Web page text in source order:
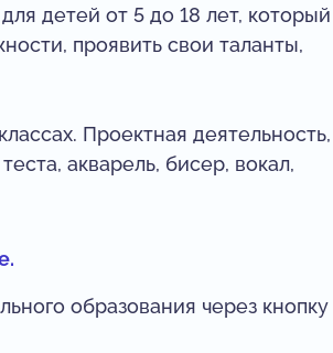
детей от 5 до 18 лет, который
проявить свои таланты,
Проектная деятельность,
акварель, бисер, вокал,
образования через кнопку